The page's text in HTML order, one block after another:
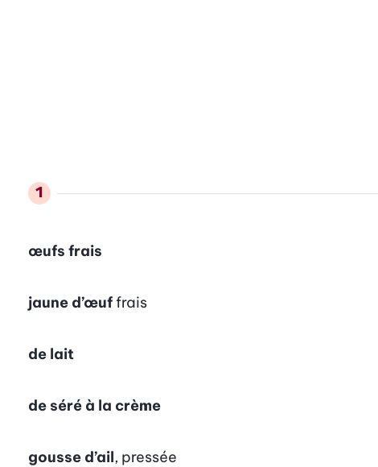
œufs frais
jaune d’œuffrais
de lait
de séré à la crème
gousse d’ail, pressée